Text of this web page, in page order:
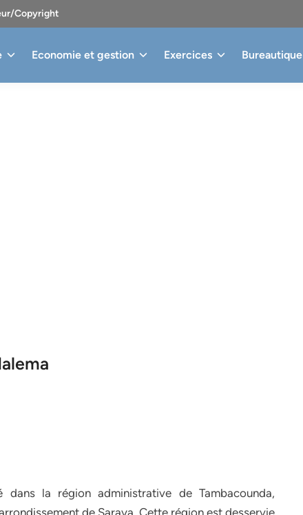
Copyright
Economie et gestion Exercices Bureautique
la région administrative de Tambacounda,
de Saraya. Cette région est desservie